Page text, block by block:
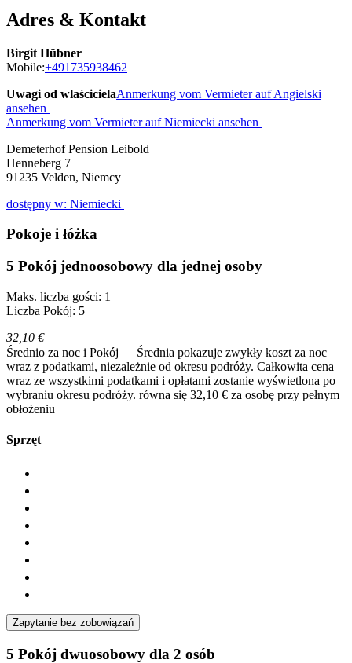
Adres & Kontakt
Birgit Hübner
Mobile:+491735938462
Uwagi od wlaścicielaAnmerkung vom Vermieter auf Angielski
ansehen
Anmerkung vom Vermieter auf Niemiecki ansehen
Demeterhof Pension Leibold
Henneberg 7
91235 Velden, Niemcy
dostępny w: Niemiecki
Pokoje i łóżka
5 Pokój jednoosobowy dla jednej osoby
Maks. liczba gości: 1
Liczba Pokój: 5
32,10 €
Średnio za noc i Pokój
Średnia pokazuje zwykły koszt za noc
wraz z podatkami, niezależnie od okresu podróży. Całkowita cena
wraz ze wszystkimi podatkami i opłatami zostanie wyświetlona po
wybraniu okresu podróży. równa się 32,10 € za osobę przy pełnym
obłożeniu
Sprzęt
Zapytanie bez zobowiązań
5 Pokój dwuosobowy dla 2 osób